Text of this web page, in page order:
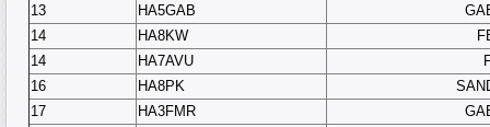
13
HA5GAB
14
HA8KW
14
HA7AVU
16
HA8PK
17
HA3FMR